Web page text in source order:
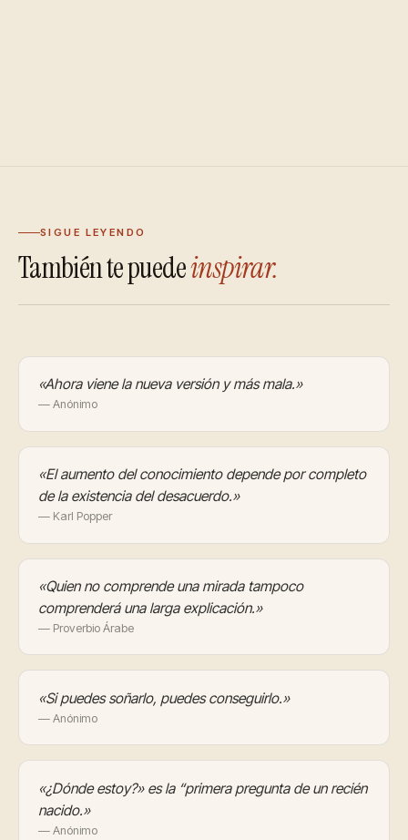
SIGUE LEYENDO
También te puedeinspirar.
«Ahora viene la nueva versión y más mala.»
— Anónimo
«El aumento del conocimiento depende por completo
de la existencia del desacuerdo.»
— Karl Popper
«Quien no comprende una mirada tampoco
comprenderá una larga explicación.»
— Proverbio Árabe
«Si puedes soñarlo, puedes conseguirlo.»
— Anónimo
«¿Dónde estoy?» es la “primera pregunta de un recién
nacido.»
— Anónimo